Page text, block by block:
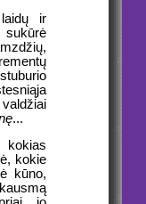
ir
...
kokie
kūno,